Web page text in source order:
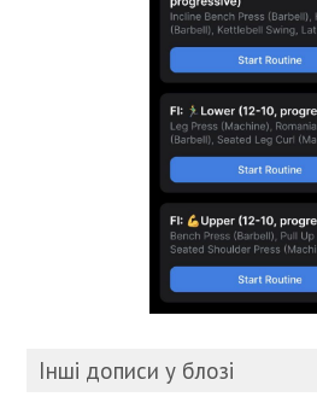
Інші дописи у блозі